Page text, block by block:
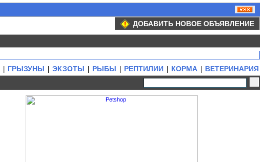
ДОБАВИТЬ НОВОЕ ОБЪЯВЛЕНИЕ
ГРЫЗУНЫ ЭКЗОТЫ РЫБЫ РЕПТИЛИИ КОРМА
ВЕТЕРИНАРИЯ